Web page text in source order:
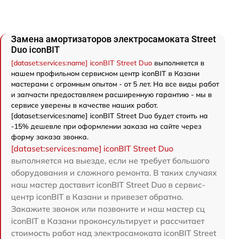
Замена амортизаторов электросамоката Street
Duo iconBIT
[dataset:services:name] iconBIT Street Duo выполняется в
нашем профильном сервисном центр iconBIT в Казани
мастерами с огромным опытом - от 5 лет. На все виды работ
и запчасти предоставляем расширенную гарантию - мы в
сервисе уверены в качестве наших работ.
[dataset:services:name] iconBIT Street Duo будет стоить на
-15% дешевле при оформлении заказа на сайте через
форму заказа звонка.
[dataset:services:name] iconBIT Street Duo
выполняется на выезде, если не требует большого
оборудования и сложного ремонта. В таких случаях
наш мастер доставит iconBIT Street Duo в сервис-
центр iconBIT в Казани и привезет обратно.
Закажите звонок или позвоните и наш мастер сц
iconBIT в Казани проконсультирует и рассчитает
стоимость работ над электросамоката iconBIT Street